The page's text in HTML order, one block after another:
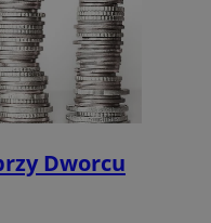
Dworcu